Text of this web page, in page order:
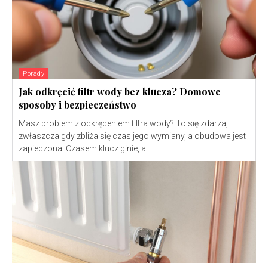
Porady
Jak odkręcić filtr wody bez klucza? Domowe
sposoby i bezpieczeństwo
Masz problem z odkręceniem filtra wody? To się zdarza,
zwłaszcza gdy zbliża się czas jego wymiany, a obudowa jest
zapieczona. Czasem klucz ginie, a...